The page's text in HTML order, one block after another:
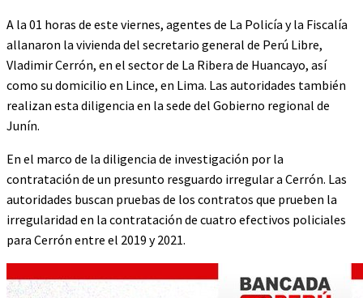
A la 01 horas de este viernes, agentes de La Policía y la Fiscalía
allanaron la vivienda del secretario general de Perú Libre,
Vladimir Cerrón, en el sector de La Ribera de Huancayo, así
como su domicilio en Lince, en Lima. Las autoridades también
realizan esta diligencia en la sede del Gobierno regional de
Junín.
En el marco de la diligencia de investigación por la
contratación de un presunto resguardo irregular a Cerrón. Las
autoridades buscan pruebas de los contratos que prueben la
irregularidad en la contratación de cuatro efectivos policiales
para Cerrón entre el 2019 y 2021.